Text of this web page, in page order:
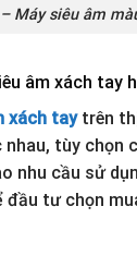
Máy siêu âm
âm xách tay
xách taytrên
tùy chọn
nhu cầu sử
đầu tư chọn